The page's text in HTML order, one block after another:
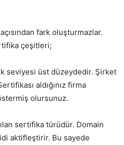
fark oluşturmazlar.
çeşitleri;
seviyesi üst düzeydedir. Şirket
aldığınız firma
olursunuz.
sertifika türüdür. Domain
aktifleştirir. Bu sayede